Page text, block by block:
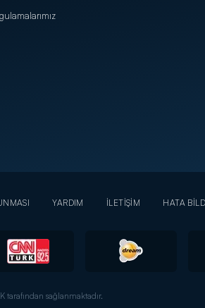
YARDIM İLETİŞİM HATA
sağlanmaktadır.